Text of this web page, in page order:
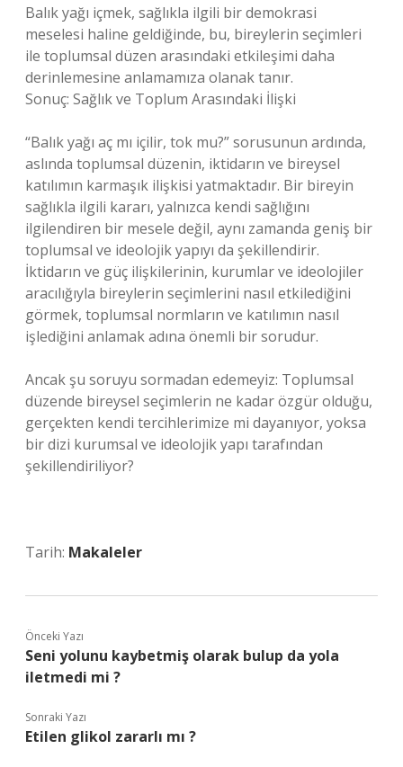
Balık yağı içmek, sağlıkla ilgili bir demokrasi
meselesi haline geldiğinde, bu, bireylerin seçimleri
ile toplumsal düzen arasındaki etkileşimi daha
derinlemesine anlamamıza olanak tanır.
Sonuç: Sağlık ve Toplum Arasındaki İlişki
“Balık yağı aç mı içilir, tok mu?” sorusunun ardında,
aslında toplumsal düzenin, iktidarın ve bireysel
katılımın karmaşık ilişkisi yatmaktadır. Bir bireyin
sağlıkla ilgili kararı, yalnızca kendi sağlığını
ilgilendiren bir mesele değil, aynı zamanda geniş bir
toplumsal ve ideolojik yapıyı da şekillendirir.
İktidarın ve güç ilişkilerinin, kurumlar ve ideolojiler
aracılığıyla bireylerin seçimlerini nasıl etkilediğini
görmek, toplumsal normların ve katılımın nasıl
işlediğini anlamak adına önemli bir sorudur.
Ancak şu soruyu sormadan edemeyiz: Toplumsal
düzende bireysel seçimlerin ne kadar özgür olduğu,
gerçekten kendi tercihlerimize mi dayanıyor, yoksa
bir dizi kurumsal ve ideolojik yapı tarafından
şekillendiriliyor?
Tarih: Makaleler
Önceki Yazı
Seni yolunu kaybetmiş olarak bulup da yola
iletmedi mi ?
Sonraki Yazı
Etilen glikol zararlı mı ?